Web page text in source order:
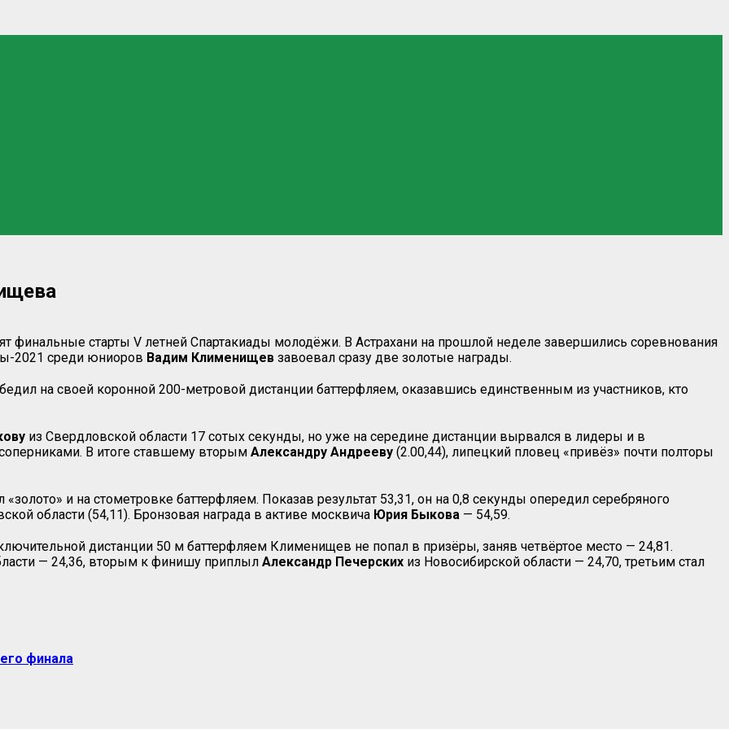
финальные старты V летней Спартакиады молодёжи. В Астрахани на прошлой неделе завершились соревнования
2021 среди юниоров Вадим Клименищев завоевал сразу две золотые награды.
на своей коронной 200-метровой дистанции баттерфляем, оказавшись единственным из участников, кто
из Свердловской области 17 сотых секунды, но уже на середине дистанции вырвался в лидеры и в
В итоге ставшему вторым Александру Андрееву (2.00,44), липецкий пловец «привёз» почти полторы
и на стометровке баттерфляем. Показав результат 53,31, он на 0,8 секунды опередил серебряного
области (54,11). Бронзовая награда в активе москвича Юрия Быкова — 54,59.
дистанции 50 м баттерфляем Клименищев не попал в призёры, заняв четвёртое место — 24,81.
— 24,36, вторым к финишу приплыл Александр Печерских из Новосибирской области — 24,70, третьим стал
финала